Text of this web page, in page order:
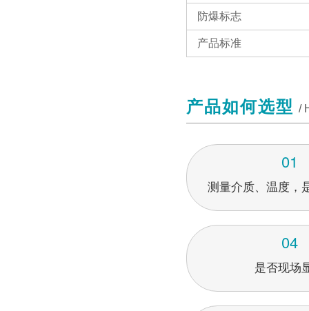
防爆标志
产品标准
产品如何选型 /
01
测量介质、温度，
04
是否现场